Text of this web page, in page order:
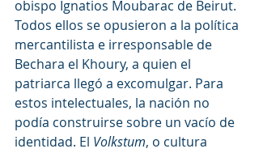
obispo Ignatios Moubarac de Beirut.
Todos ellos se opusieron a la política
mercantilista e irresponsable de
Bechara el Khoury, a quien el
patriarca llegó a excomulgar. Para
estos intelectuales, la nación no
podía construirse sobre un vacío de
identidad. El Volkstum, o cultura